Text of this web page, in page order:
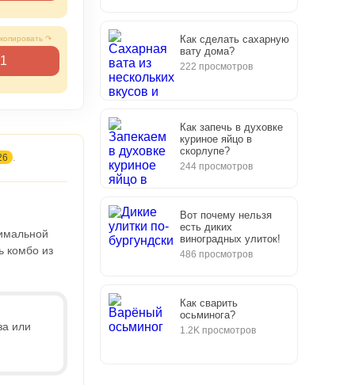
.
комбо из
или
Как сделать сахарную
вату дома?
222 просмотров
Как запечь в духовке
куриное яйцо в
скорлупе?
244 просмотров
Вот почему нельзя
есть диких
виноградных улиток!
486 просмотров
Как сварить
осьминога?
1.2K просмотров